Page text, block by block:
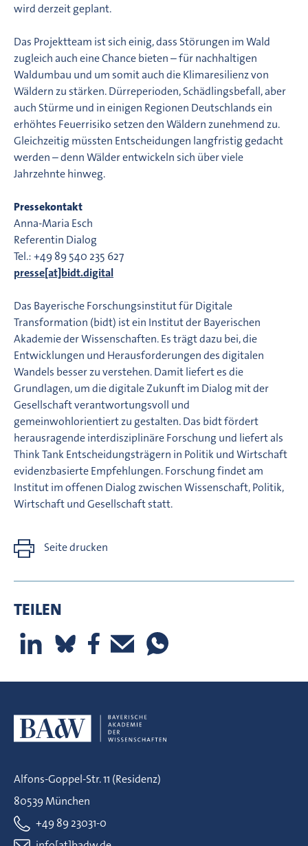
wird derzeit geplant.
Das Projektteam ist sich einig, dass Störungen im Wald
zugleich auch eine Chance bieten – für nachhaltigen
Waldumbau und um somit auch die Klimaresilienz von
Wäldern zu stärken. Dürreperioden, Schädlingsbefall, aber
auch Stürme und in einigen Regionen Deutschlands ein
erhöhtes Feuerrisiko setzen den Wäldern zunehmend zu.
Gleichzeitig müssten Entscheidungen langfristig gedacht
werden – denn Wälder entwickeln sich über viele
Jahrzehnte hinweg.
Pressekontakt
Anna-Maria Esch
Referentin Dialog
Tel.: +49 89 540 235 627
presse[at]bidt.digital
Das Bayerische Forschungsinstitut für Digitale
Transformation (bidt) ist ein Institut der Bayerischen
Akademie der Wissenschaften. Es trägt dazu bei, die
Entwicklungen und Herausforderungen des digitalen
Wandels besser zu verstehen. Damit liefert es die
Grundlagen, um die digitale Zukunft im Dialog mit der
Gesellschaft verantwortungsvoll und
gemeinwohlorientiert zu gestalten. Das bidt fördert
herausragende interdisziplinäre Forschung und liefert als
Think Tank Entscheidungsträgern in Politik und Wirtschaft
evidenzbasierte Empfehlungen. Forschung findet am
Institut im offenen Dialog zwischen Wissenschaft, Politik,
Wirtschaft und Gesellschaft statt.
Seite drucken
TEILEN
Alfons-Goppel-Str. 11 (Residenz)
80539 München
+49 89 23031-0